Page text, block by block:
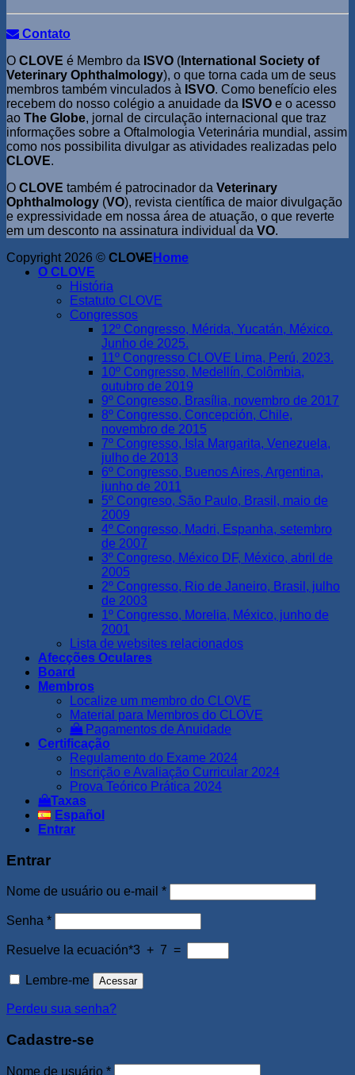
Contato
O CLOVE é Membro da ISVO ( International Society of
Veterinary Ophthalmology), o que torna cada um de seus
membros também vinculados à ISVO. Como benefício eles
recebem do nosso colégio a anuidade da ISVO e o acesso
ao The Globe, jornal de circulação internacional que traz
informações sobre a Oftalmologia Veterinária mundial, assim
como nos possibilita divulgar as atividades realizadas pelo
CLOVE.
O CLOVE também é patrocinador da Veterinary
Ophthalmology (VO), revista científica de maior divulgação
e expressividade em nossa área de atuação, o que reverte
em um desconto na assinatura individual da VO.
Copyright 2026 © CLOVE Home
O CLOVE
História
Estatuto CLOVE
Congressos
12º Congresso, Mérida, Yucatán, México.
Junho de 2025.
11º Congresso CLOVE Lima, Perú, 2023.
10º Congresso, Medellín, Colômbia,
outubro de 2019
9º Congresso, Brasília, novembro de 2017
8º Congresso, Concepción, Chile,
novembro de 2015
7º Congresso, Isla Margarita, Venezuela,
julho de 2013
6º Congresso, Buenos Aires, Argentina,
junho de 2011
5º Congreso, São Paulo, Brasil, maio de
2009
4º Congresso, Madri, Espanha, setembro
de 2007
3º Congreso, México DF, México, abril de
2005
2º Congresso, Rio de Janeiro, Brasil, julho
de 2003
1º Congresso, Morelia, México, junho de
2001
Lista de websites relacionados
Afecções Oculares
Board
Membros
Localize um membro do CLOVE
Material para Membros do CLOVE
Pagamentos de Anuidade
Certificação
Regulamento do Exame 2024
Inscrição e Avaliação Curricular 2024
Prova Teórico Prática 2024
Taxas
Español
Entrar
Entrar
Nome de usuário ou e-mail *Obrigatório
Senha *Obrigatório
Resuelve la ecuación*3 + 7 =
Lembre-me Acessar
Perdeu sua senha?
Cadastre-se
Nome de usuário *Obrigatório